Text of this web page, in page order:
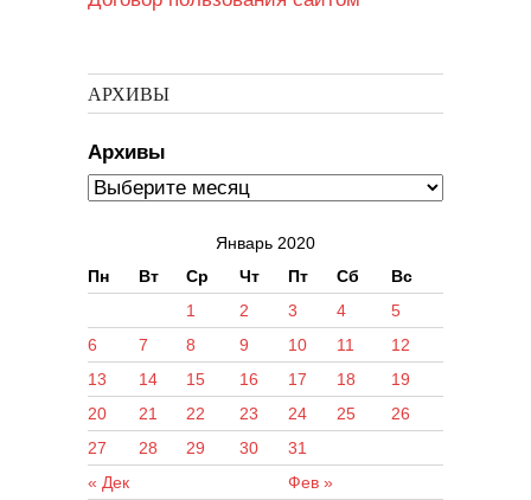
АРХИВЫ
Архивы
Январь 2020
Пн
Вт Ср Чт Пт Сб Вс
« Дек Фев »
1 2 3 4
5
6
7 8 9 10 11
12
13
14 15 16 17 18
19
20
21 22 23 24 25
26
27
28 29 30 31